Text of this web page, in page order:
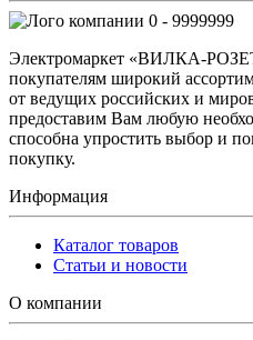
0 - 9999999
Электромаркет «ВИЛКА-
покупателям широкий
от ведущих российских и
предоставим Вам любую
способна упростить выбор и
покупку.
Информация
Каталог товаров
Статьи и новости
О компании